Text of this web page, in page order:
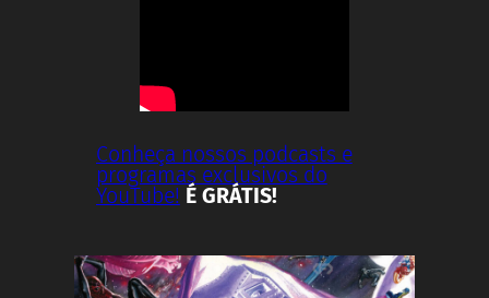
Conheça nossos podcasts e
programas exclusivos do
YouTube! É GRÁTIS!